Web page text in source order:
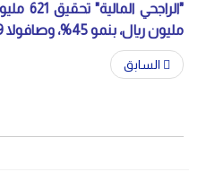
مليون ريال، بنمو 45%، وصافولا 199 مليون ريال، بنمو 22%.
السابق